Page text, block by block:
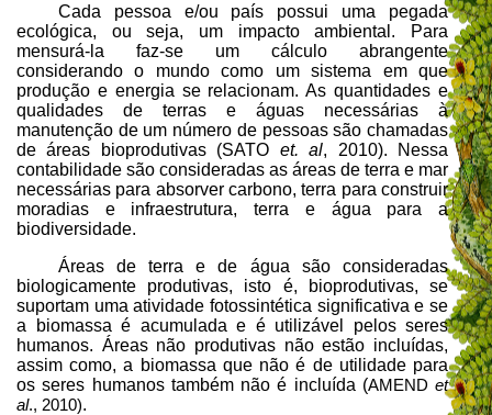
Cada pessoa e/ou país possui uma pegada
ecológica, ou seja, um impacto ambiental. Para
mensurá-la faz-se um cálculo abrangente
considerando o mundo como um sistema em que
produção e energia se relacionam. As quantidades e
qualidades de terras e águas necessárias à
manutenção de um número de pessoas são chamadas
de áreas bioprodutivas (SATO et. al, 2010). Nessa
contabilidade são consideradas as áreas de terra e mar
necessárias para absorver carbono, terra para construir
moradias e infraestrutura, terra e água para a
biodiversidade.
Áreas de terra e de água são consideradas
biologicamente produtivas, isto é, bioprodutivas, se
suportam uma atividade fotossintética significativa e se
a biomassa é acumulada e é utilizável pelos seres
humanos. Áreas não produtivas não estão incluídas,
assim como, a biomassa que não é de utilidade para
os seres humanos também não é incluída (AMEND et
al., 2010).